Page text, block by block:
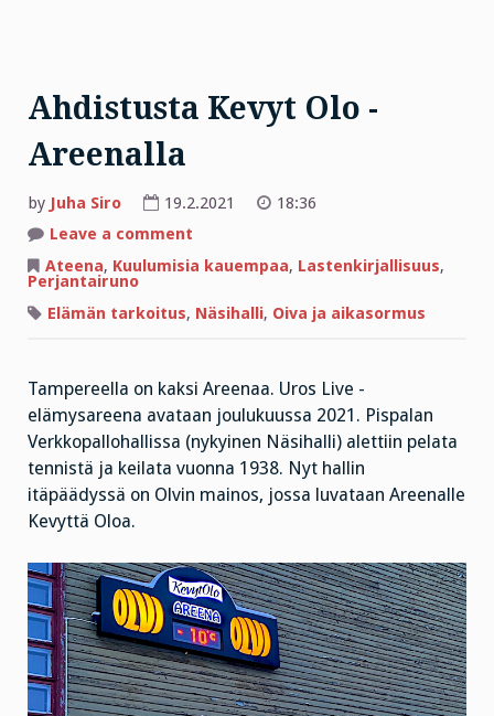
Ahdistusta Kevyt Olo -
Areenalla
by Juha Siro 19.2.2021
18:36
Leave a comment
Kevyt
Areenalla
Ateena, Kuulumisia kauempaa, Lastenkirjallisuus,
Perjantairuno
Elämän tarkoitus, Näsihalli, Oiva ja aikasormus
Tampereella on kaksi Areenaa. Uros Live -
elämysareena avataan joulukuussa 2021. Pispalan
Verkkopallohallissa (nykyinen Näsihalli) alettiin pelata
tennistä ja keilata vuonna 1938. Nyt hallin
itäpäädyssä on Olvin mainos, jossa luvataan Areenalle
Kevyttä Oloa.